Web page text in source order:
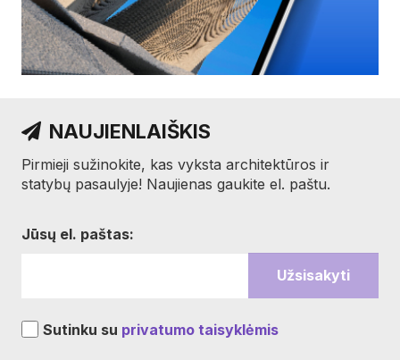
NAUJIENLAIŠKIS
Pirmieji sužinokite, kas vyksta architektūros ir
statybų pasaulyje! Naujienas gaukite el. paštu.
Jūsų el. paštas:
Sutinku su privatumo taisyklėmis